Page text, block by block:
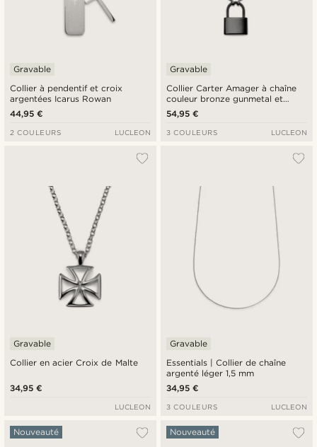
Collier à pendentif et croix
argentées Icarus Rowan
Gravable
44,95 €
2 COULEURS LUCLEON
Collier Carter Amager à chaîne
couleur bronze gunmetal et
pendentif cadenas
Gravable
54,95 €
3 COULEURS LUCLEON
Collier en acier Croix de Malte
Gravable
34,95 €
LUCLEON
Essentials | Collier de chaîne
argenté léger 1,5 mm
Gravable
34,95 €
3 COULEURS LUCLEON
Nouveauté Nouveauté